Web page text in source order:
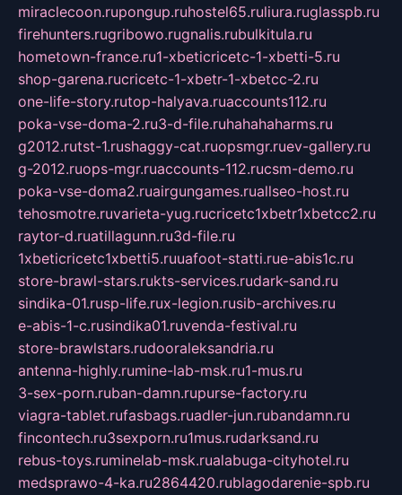
miraclecoon.rupongup.ruhostel65.ruliura.ruglasspb.ru
firehunters.rugribowo.rugnalis.rubulkitula.ru
hometown-france.ru1-xbeticricetc-1-xbetti-5.ru
shop-garena.rucricetc-1-xbetr-1-xbetcc-2.ru
one-life-story.rutop-halyava.ruaccounts112.ru
poka-vse-doma-2.ru3-d-file.ruhahahaharms.ru
g2012.rutst-1.rushaggy-cat.ruopsmgr.ruev-gallery.ru
g-2012.ruops-mgr.ruaccounts-112.rucsm-demo.ru
poka-vse-doma2.ruairgungames.ruallseo-host.ru
tehosmotre.ruvarieta-yug.rucricetc1xbetr1xbetcc2.ru
raytor-d.ruatillagunn.ru3d-file.ru
1xbeticricetc1xbetti5.ruuafoot-statti.rue-abis1c.ru
store-brawl-stars.rukts-services.rudark-sand.ru
sindika-01.rusp-life.rux-legion.rusib-archives.ru
e-abis-1-c.rusindika01.ruvenda-festival.ru
store-brawlstars.rudooraleksandria.ru
antenna-highly.rumine-lab-msk.ru1-mus.ru
3-sex-porn.ruban-damn.rupurse-factory.ru
viagra-tablet.rufasbags.ruadler-jun.rubandamn.ru
fincontech.ru3sexporn.ru1mus.rudarksand.ru
rebus-toys.ruminelab-msk.rualabuga-cityhotel.ru
medsprawo-4-ka.ru2864420.rublagodarenie-spb.ru